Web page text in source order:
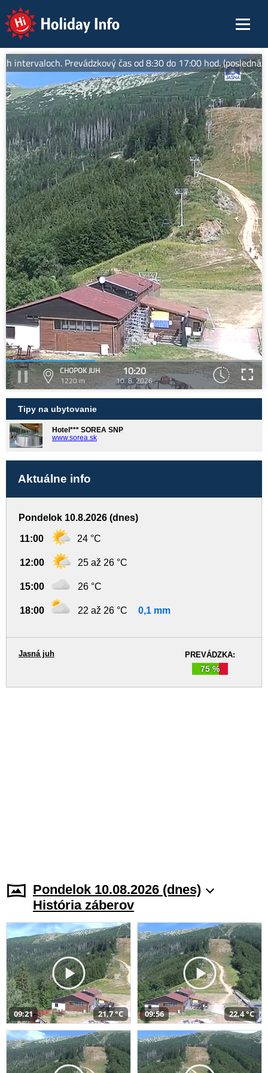
Holiday Info
Prevádzkový čas od 8:30 do 17:00 hod. (posledná
CHOPOK JUH
1220 m
10:20
10. 8. 2026
Tipy na ubytovanie
Hotel*** SOREA SNP
www.sorea.sk
Aktuálne info
Pondelok 10.8.2026 (dnes)
11:00 24 °C
12:00 25 až 26 °C
15:00 26 °C
18:00 22 až 26 °C 0,1 mm
PREVÁDZKA:
75 %
Jasná juh
Pondelok 10.08.2026 (dnes)
História záberov
09:21 21,7 °C 09:56 22,4 °C